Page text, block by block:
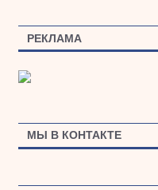
РЕКЛАМА
МЫ В КОНТАКТЕ